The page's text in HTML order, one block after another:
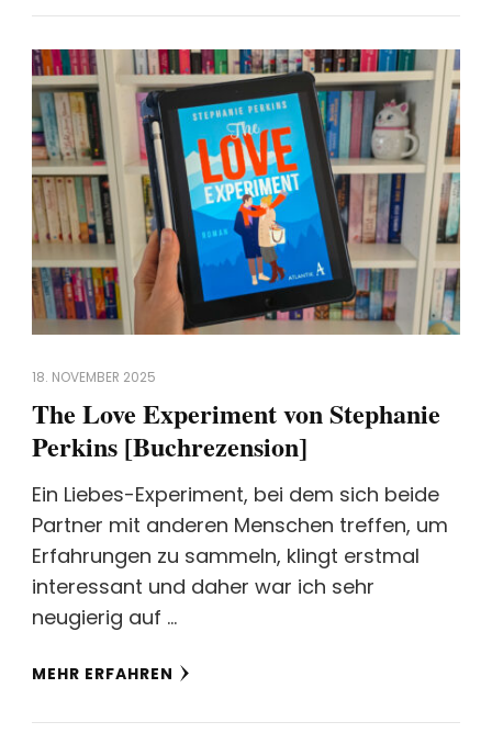
18. NOVEMBER 2025
The Love Experiment von Stephanie
Perkins [Buchrezension]
Ein Liebes-Experiment, bei dem sich beide
Partner mit anderen Menschen treffen, um
Erfahrungen zu sammeln, klingt erstmal
interessant und daher war ich sehr
neugierig auf …
MEHR ERFAHREN